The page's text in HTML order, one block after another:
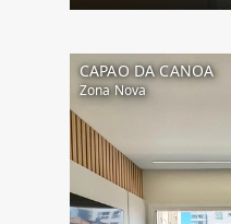
CAPAO DA CANOA
Zona Nova